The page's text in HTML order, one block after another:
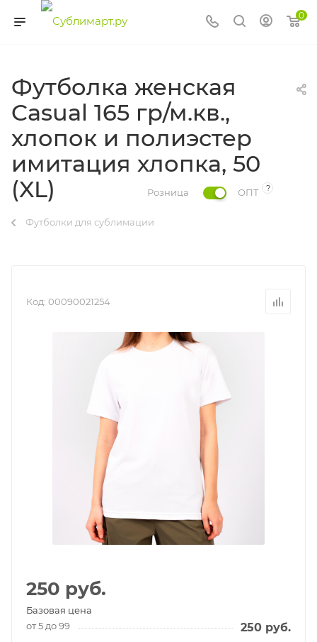
0
Футболка женская
Casual 165 гр/м.кв.,
хлопок и полиэстер
имитация хлопка, 50
(XL)
?
Розница ОПТ
Футболки для сублимации
Код: 00090021254
250 руб.
Базовая цена
от 5 до 99
250 руб.